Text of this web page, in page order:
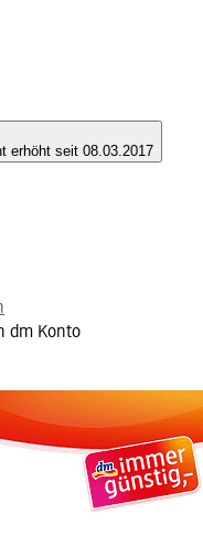
erhöht seit 08.03.2017
dm Konto